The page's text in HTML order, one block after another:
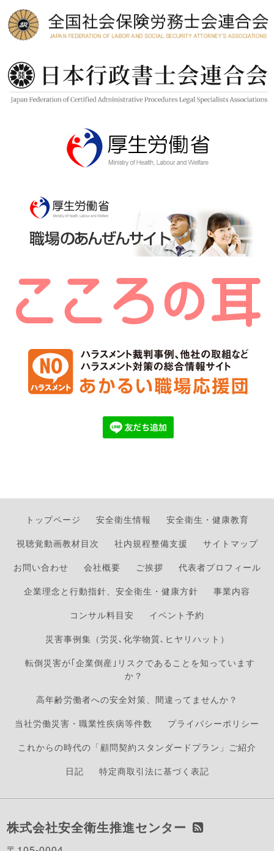
トップページ 安全衛生情報
安全衛生・健康教育
視聴覚動画教材目次
社内規程整備支援
サイトマップ
お問い合わせ
会社概要 ご挨拶
代表者プロフィール
企業理念と行動指針、安全衛生・健康方針
事業内容
コンサル料目安
イベント予約
災害事例集（労災､化学物質､ヒヤリハット）
転倒災害が｢企業倒産｣リスクであることを知っています
か？
高年齢労働者への安全対策、間違ってませんか？
当社労働災害・職業性疾病等件数
プライバシーポリシー
これからの時代の「顧問契約スタンダードプラン」ご紹介
日記
特定商取引法に基づく表記
株式会社安全衛生推進センター